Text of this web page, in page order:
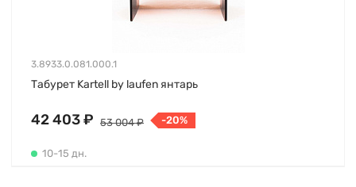
3.8933.0.081.000.1
Табурет Kartell by laufen янтарь
42 403 ₽ 53 004 ₽ -20%
10-15 дн.